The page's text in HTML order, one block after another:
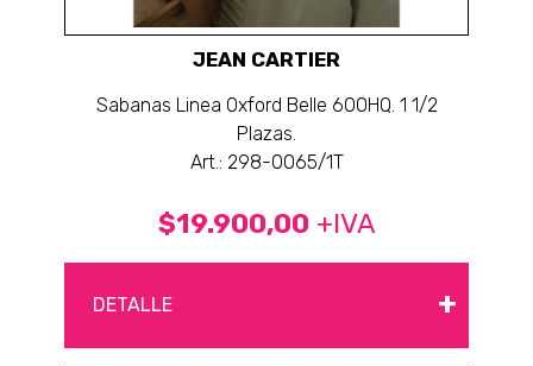
JEAN CARTIER
Sabanas Linea Oxford Belle 600HQ. 1 1/2
Plazas.
Art.: 298-0065/1T
$19.900,00 +IVA
DETALLE +